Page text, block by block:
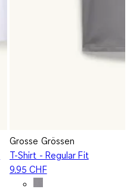
Grosse Grössen
T-Shirt - Regular Fit
9.95 CHF